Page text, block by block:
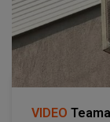
VIDEO